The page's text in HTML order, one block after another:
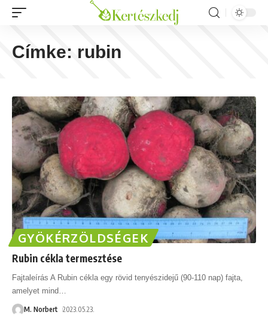
Címke: rubin
GYÖKÉRZÖLDSÉGEK
Rubin cékla termesztése
Fajtaleírás A Rubin cékla egy rövid tenyészidejű (90-110 nap) fajta,
amelyet mind
M. Norbert 2023.05.23.